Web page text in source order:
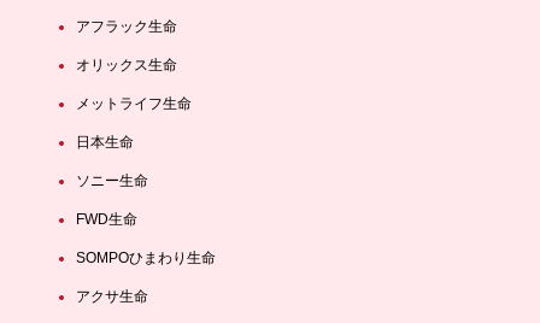
アフラック生命
オリックス生命
メットライフ生命
日本生命
ソニー生命
FWD生命
SOMPOひまわり生命
アクサ生命